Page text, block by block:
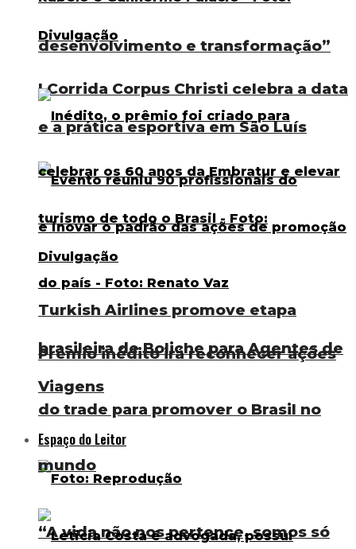
I Corrida Corpus Christi celebra a data
e a prática esportiva em São Luís
Turkish Airlines promove etapa
brasileira de Boliche para Agentes de
Viagens
Espaço do Leitor
“A vida não nos pertence, somos só
desenvolvimento e transformação”
Prêmio inédito irá reconhecer ações
do trade para promover o Brasil no
mundo